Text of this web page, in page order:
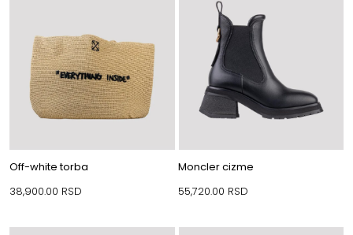
Off-white torba
38,900.00 RSD
Moncler cizme
55,720.00 RSD